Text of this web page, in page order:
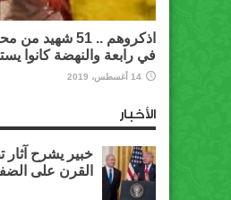
اذكروهم .. 51
في رابعة والنهضة كانوا
14 أغسطس، 2019
الأخبار
خبير يشرح
القرن على